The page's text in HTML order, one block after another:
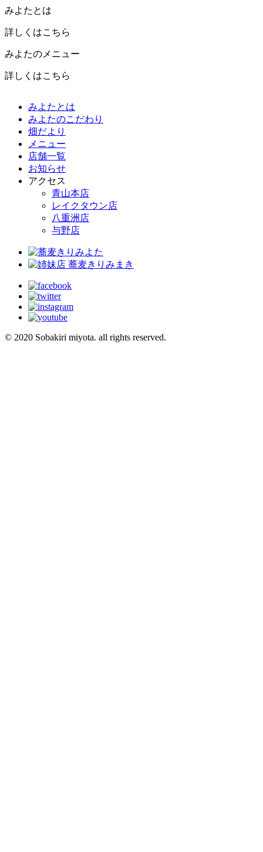
みよたとは
詳しくはこちら
みよたのメニュー
詳しくはこちら
みよたとは
みよたのこだわり
畑だより
メニュー
店舗一覧
お知らせ
アクセス
青山本店
レイクタウン店
八重洲店
与野店
© 2020 Sobakiri miyota. all rights reserved.